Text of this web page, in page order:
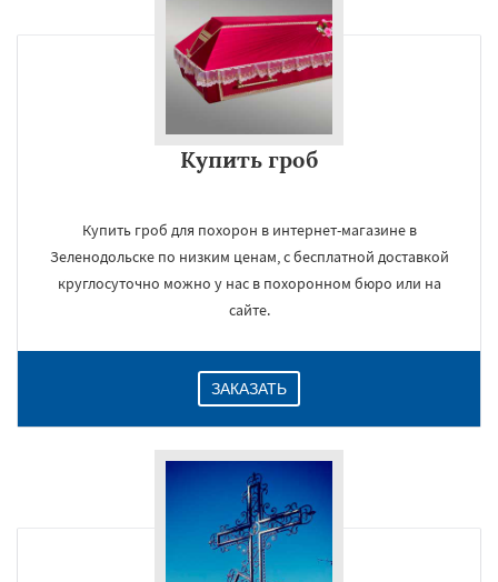
Купить гроб
Купить гроб для похорон в интернет-магазине в
Зеленодольске по низким ценам, с бесплатной доставкой
круглосуточно можно у нас в похоронном бюро или на
сайте.
ЗАКАЗАТЬ